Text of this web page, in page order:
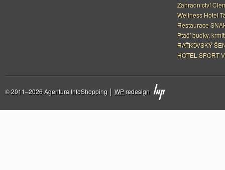
Zahradnictví
Wellness Hotel
Restaurace
Ptačí budky,
RAŤKOVSKÝ
HOTEL SPORT
© 2011–2026 Agentura InfoShopping │ WPredesign